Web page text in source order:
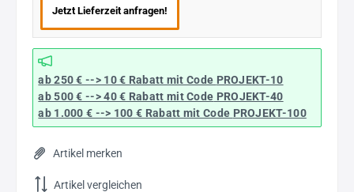
Jetzt Lieferzeit anfragen!
ab 250 € --> 10 € Rabatt mit Code PROJEKT-10
ab 500 € --> 40 € Rabatt mit Code PROJEKT-40
ab 1.000 € --> 100 € Rabatt mit Code PROJEKT-100
Artikel merken
Artikel vergleichen